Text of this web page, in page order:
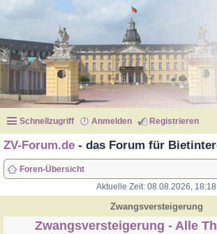
Schnellzugriff Anmelden Registrieren
ZV-Forum.de - das Forum für
Foren-Übersicht
Aktuelle Zeit: 08.08.2026, 18:18
Zwangsversteigerung
Zwangsversteigerung - Alle